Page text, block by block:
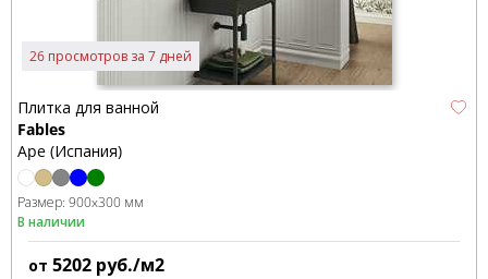
26 просмотров за 7 дней
Плитка для ванной
Fables
Ape (Испания)
Размер: 900x300 мм
В наличии
от 5202 руб./м2